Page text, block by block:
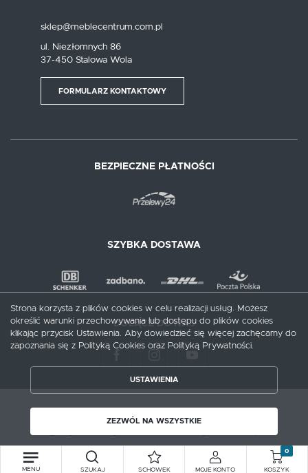
sklep@meblecentrum.com.pl
ul. Niezłomnych 86
37-450 Stalowa Wola
FORMULARZ KONTAKTOWY
BEZPIECZNE PŁATNOŚCI
SZYBKA DOSTAWA
DOŁĄCZ DO NAS
Copyright by meblecentrum.com.pl
MENU SZUKAJ SCHOWEK MOJE KONTO
0
KOSZYK
Strona korzysta z plików cookies w celu realizacji usług. Możesz
określić warunki przechowywania lub dostępu do plików cookies
klikając przycisk Ustawienia. Aby dowiedzieć się więcej zachęcamy do
zapoznania się z Polityką Cookies oraz Polityką Prywatności.
USTAWIENIA
ZEZWÓL NA WSZYSTKIE
ZAPISZ WYBRANE